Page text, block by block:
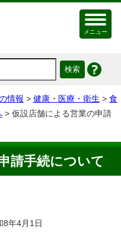
メニュー
情報 > 健康・医療・衛生 > 食
> 仮設店舗による営業の申請
請手続について
年4月1日